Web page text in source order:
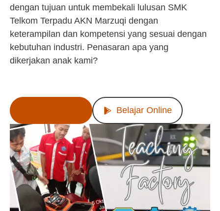
dengan tujuan untuk membekali lulusan SMK
Telkom Terpadu AKN Marzuqi dengan
keterampilan dan kompetensi yang sesuai dengan
kebutuhan industri. Penasaran apa yang
dikerjakan anak kami?
Belajar Online